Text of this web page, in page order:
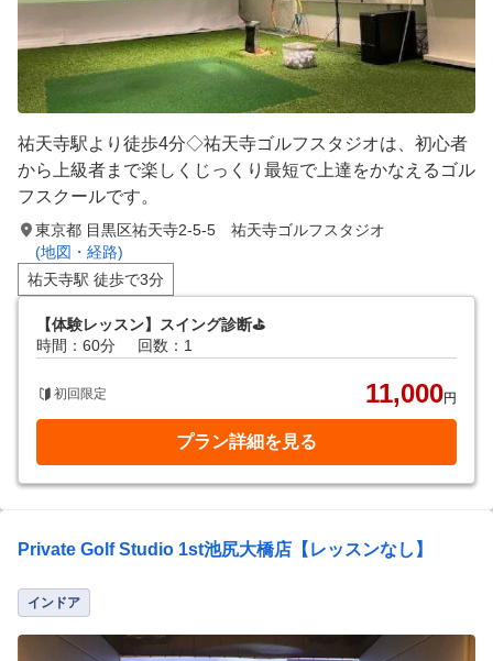
祐天寺駅より徒歩4分◇祐天寺ゴルフスタジオは、初心者
から上級者まで楽しくじっくり最短で上達をかなえるゴル
フスクールです。
東京都 目黒区祐天寺2-5-5 祐天寺ゴルフスタジオ
(地図・経路)
祐天寺駅 徒歩で3分
【体験レッスン】スイング診断⛳️
時間：60分
回数：1
初回限定 11,000円
プラン詳細を見る
Private Golf Studio 1st池尻大橋店【レッスンなし】
インドア